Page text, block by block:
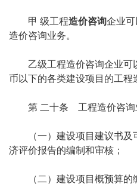
甲 级工程造价咨询企业
造价咨询业务。
乙级工程造价咨询企业可
币以下的各类建设项目的工程
第 二十条 工程造价咨询
（一）建设项目建议书及
济评价报告的编制和审核；
（二）建设项目概预算的